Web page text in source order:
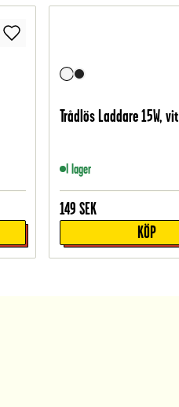
Trådlös Laddare 15W, vit
I lager
149 SEK
KÖP